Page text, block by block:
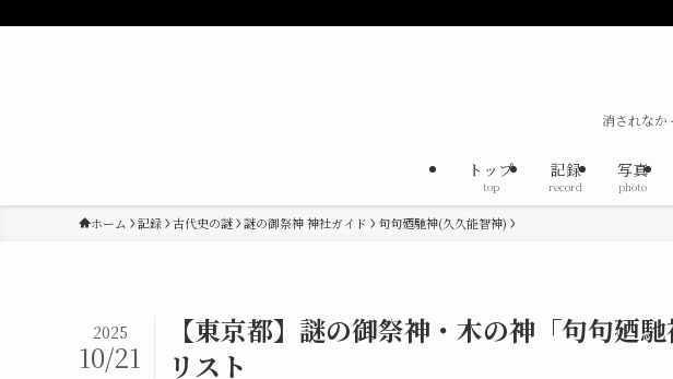
消されなか
トップ
top
記録
record
写真
photo
ホーム 記録 古代史の謎 謎の御祭神 神社ガイド 句句廼馳神(久久能智神)
【東京都】謎の御祭神・木の神「句句廼
リスト
2025
10/21